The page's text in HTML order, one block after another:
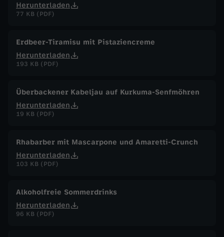
Herunterladen
77 KB (PDF)
Erdbeer-Tiramisu mit Pistaziencreme
Herunterladen
193 KB (PDF)
Überbackener Kabeljau auf Kurkuma-Senfmöhren
Herunterladen
19 KB (PDF)
Rhabarber mit Mascarpone und Amaretti-Crunch
Herunterladen
103 KB (PDF)
Alkoholfreie Sommerdrinks
Herunterladen
96 KB (PDF)